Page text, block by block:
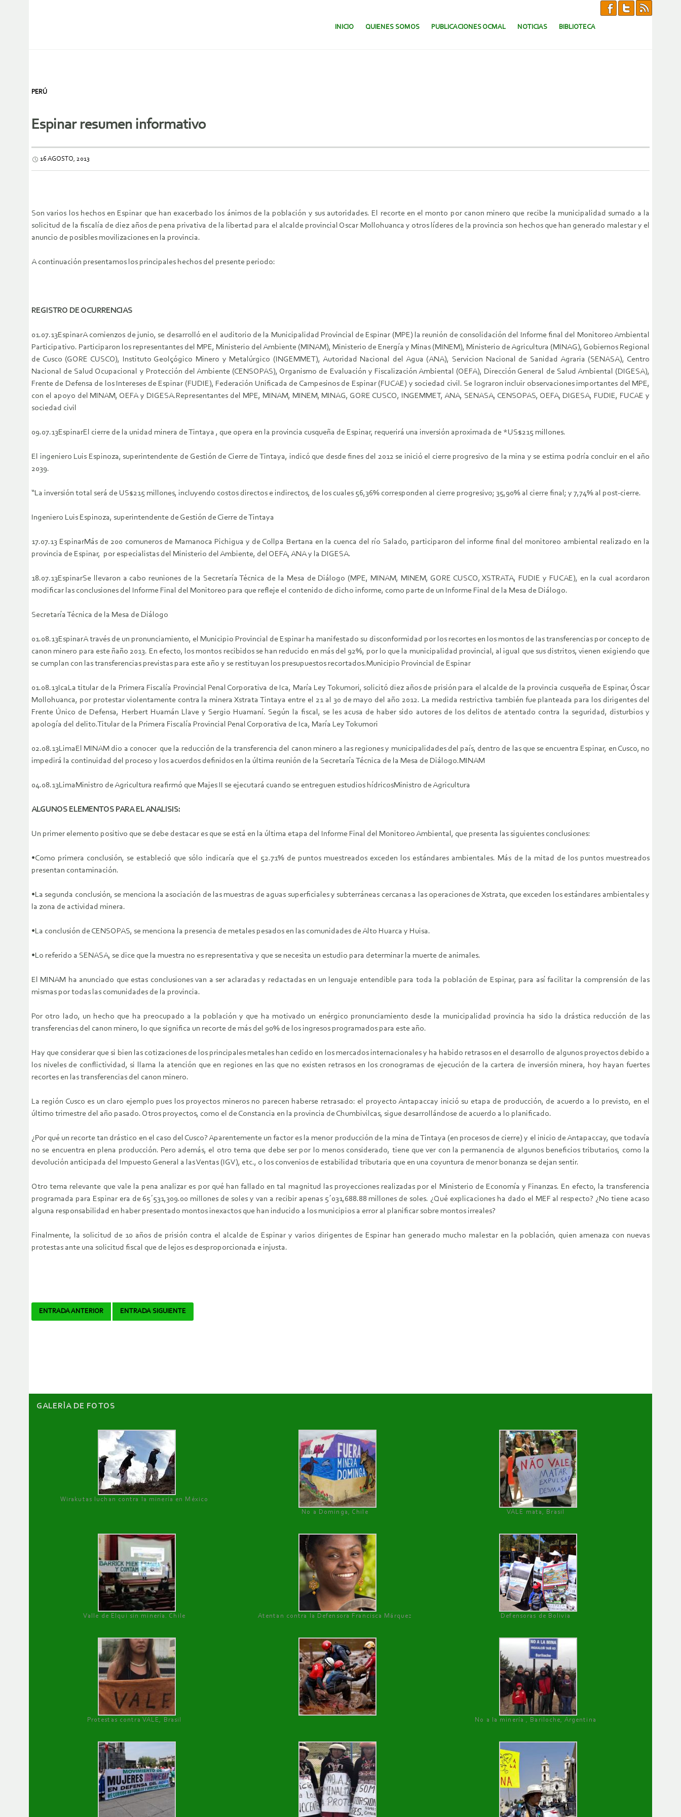
SALTAR AL CONTENIDO.
INICIO QUIENES SOMOS PUBLICACIONES OCMAL NOTICIAS BIBLIOTECA
PERÚ
Espinar resumen informativo
16 AGOSTO, 2013
Son varios los hechos en Espinar que han exacerbado los ánimos de la población y sus autoridades. El recorte en el monto por canon minero que recibe la municipalidad sumado a la
solicitud de la fiscalía de diez años de pena privativa de la libertad para el alcalde provincial Oscar Mollohuanca y otros líderes de la provincia son hechos que han generado malestar y el
anuncio de posibles movilizaciones en la provincia.
A continuación presentamos los principales hechos del presente periodo:
REGISTRO DE OCURRENCIAS
01.07.13EspinarA comienzos de junio, se desarrolló en el auditorio de la Municipalidad Provincial de Espinar (MPE) la reunión de consolidación del Informe final del Monitoreo Ambiental
Participativo. Participaron los representantes del MPE, Ministerio del Ambiente (MINAM), Ministerio de Energía y Minas (MINEM), Ministerio de Agricultura (MINAG), Gobiernos Regional
de Cusco (GORE CUSCO), Instituto Geolçógico Minero y Metalúrgico (INGEMMET), Autoridad Nacional del Agua (ANA), Servicion Nacional de Sanidad Agraria (SENASA), Centro
Nacional de Salud Ocupacional y Protección del Ambiente (CENSOPAS), Organismo de Evaluación y Fiscalización Ambiental (OEFA), Dirección General de Salud Ambiental (DIGESA),
Frente de Defensa de los Intereses de Espinar (FUDIE), Federación Unificada de Campesinos de Espinar (FUCAE) y sociedad civil. Se lograron incluir observaciones importantes del MPE,
con el apoyo del MINAM, OEFA y DIGESA.Representantes del MPE, MINAM, MINEM, MINAG, GORE CUSCO, INGEMMET, ANA, SENASA, CENSOPAS, OEFA, DIGESA, FUDIE, FUCAE y
sociedad civil
09.07.13EspinarEl cierre de la unidad minera de Tintaya , que opera en la provincia cusqueña de Espinar, requerirá una inversión aproximada de *US$215 millones.
El ingeniero Luis Espinoza, superintendente de Gestión de Cierre de Tintaya, indicó que desde fines del 2012 se inició el cierre progresivo de la mina y se estima podría concluir en el año
2039.
“La inversión total será de US$215 millones, incluyendo costos directos e indirectos, de los cuales 56,36% corresponden al cierre progresivo; 35,90% al cierre final; y 7,74% al post-cierre.
Ingeniero Luis Espinoza, superintendente de Gestión de Cierre de Tintaya
17.07.13 EspinarMás de 200 comuneros de Mamanoca Pichigua y de Collpa Bertana en la cuenca del río Salado, participaron del informe final del monitoreo ambiental realizado en la
provincia de Espinar, por especialistas del Ministerio del Ambiente, del OEFA, ANA y la DIGESA.
18.07.13EspinarSe llevaron a cabo reuniones de la Secretaría Técnica de la Mesa de Diálogo (MPE, MINAM, MINEM, GORE CUSCO, XSTRATA, FUDIE y FUCAE), en la cual acordaron
modificar las conclusiones del Informe Final del Monitoreo para que refleje el contenido de dicho informe, como parte de un Informe Final de la Mesa de Diálogo.
Secretaría Técnica de la Mesa de Diálogo
01.08.13EspinarA través de un pronunciamiento, el Municipio Provincial de Espinar ha manifestado su disconformidad por los recortes en los montos de las transferencias por concepto de
canon minero para este ñaño 2013. En efecto, los montos recibidos se han reducido en más del 92%, por lo que la municipalidad provincial, al igual que sus distritos, vienen exigiendo que
se cumplan con las transferencias previstas para este año y se restituyan los presupuestos recortados.Municipio Provincial de Espinar
01.08.13 IcaLa titular de la Primera Fiscalía Provincial Penal Corporativa de Ica, María Ley Tokumori, solicitó diez años de prisión para el alcalde de la provincia cusqueña de Espinar, Óscar
Mollohuanca, por protestar violentamente contra la minera Xstrata Tintaya entre el 21 al 30 de mayo del año 2012. La medida restrictiva también fue planteada para los dirigentes del
Frente Único de Defensa, Herbert Huamán Llave y Sergio Huamaní. Según la fiscal, se les acusa de haber sido autores de los delitos de atentado contra la seguridad, disturbios y
apología del delito.Titular de la Primera Fiscalía Provincial Penal Corporativa de Ica, María Ley Tokumori
02.08.13LimaEl MINAM dio a conocer que la reducción de la transferencia del canon minero a las regiones y municipalidades del país, dentro de las que se encuentra Espinar, en Cusco, no
impedirá la continuidad del proceso y los acuerdos definidos en la última reunión de la Secretaría Técnica de la Mesa de Diálogo.MINAM
04.08.13LimaMinistro de Agricultura reafirmó que Majes II se ejecutará cuando se entreguen estudios hídricosMinistro de Agricultura
ALGUNOS ELEMENTOS PARA EL ANALISIS:
Un primer elemento positivo que se debe destacar es que se está en la última etapa del Informe Final del Monitoreo Ambiental, que presenta las siguientes conclusiones:
•Como primera conclusión, se estableció que sólo indicaría que el 52.71% de puntos muestreados exceden los estándares ambientales. Más de la mitad de los puntos muestreados
presentan contaminación.
•La segunda conclusión, se menciona la asociación de las muestras de aguas superficiales y subterráneas cercanas a las operaciones de Xstrata, que exceden los estándares ambientales y
la zona de actividad minera.
•La conclusión de CENSOPAS, se menciona la presencia de metales pesados en las comunidades de Alto Huarca y Huisa.
•Lo referido a SENASA, se dice que la muestra no es representativa y que se necesita un estudio para determinar la muerte de animales.
El MINAM ha anunciado que estas conclusiones van a ser aclaradas y redactadas en un lenguaje entendible para toda la población de Espinar, para así facilitar la comprensión de las
mismas por todas las comunidades de la provincia.
Por otro lado, un hecho que ha preocupado a la población y que ha motivado un enérgico pronunciamiento desde la municipalidad provincia ha sido la drástica reducción de las
transferencias del canon minero, lo que significa un recorte de más del 90% de los ingresos programados para este año.
Hay que considerar que si bien las cotizaciones de los principales metales han cedido en los mercados internacionales y ha habido retrasos en el desarrollo de algunos proyectos debido a
los niveles de conflictividad, si llama la atención que en regiones en las que no existen retrasos en los cronogramas de ejecución de la cartera de inversión minera, hoy hayan fuertes
recortes en las transferencias del canon minero.
La región Cusco es un claro ejemplo pues los proyectos mineros no parecen haberse retrasado: el proyecto Antapaccay inició su etapa de producción, de acuerdo a lo previsto, en el
último trimestre del año pasado. Otros proyectos, como el de Constancia en la provincia de Chumbivilcas, sigue desarrollándose de acuerdo a lo planificado.
¿Por qué un recorte tan drástico en el caso del Cusco? Aparentemente un factor es la menor producción de la mina de Tintaya (en procesos de cierre) y el inicio de Antapaccay, que todavía
no se encuentra en plena producción. Pero además, el otro tema que debe ser por lo menos considerado, tiene que ver con la permanencia de algunos beneficios tributarios, como la
devolución anticipada del Impuesto General a las Ventas (IGV), etc., o los convenios de estabilidad tributaria que en una coyuntura de menor bonanza se dejan sentir.
Otro tema relevante que vale la pena analizar es por qué han fallado en tal magnitud las proyecciones realizadas por el Ministerio de Economía y Finanzas. En efecto, la transferencia
programada para Espinar era de 65´531,309.00 millones de soles y van a recibir apenas 5´031,688.88 millones de soles. ¿Qué explicaciones ha dado el MEF al respecto? ¿No tiene acaso
alguna responsabilidad en haber presentado montos inexactos que han inducido a los municipios a error al planificar sobre montos irreales?
Finalmente, la solicitud de 10 años de prisión contra el alcalde de Espinar y varios dirigentes de Espinar han generado mucho malestar en la población, quien amenaza con nuevas
protestas ante una solicitud fiscal que de lejos es desproporcionada e injusta.
Navegador
ENTRADA ANTERIOR ENTRADA SIGUIENTE
GALERÌA DE FOTOS
Wirakutas luchan contra la minería en México
No a Dominga, Chile
VALE mata, Brasil
Valle de Elqui sin minería. Chile Atentan contra la Defensora Francisca Márquez Defensoras de Bolivia
Protestas contra VALE, Brasil No a la minería , Bariloche, Argentina